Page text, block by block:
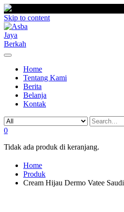
Skip to content
Home
Tentang Kami
Berita
Belanja
Kontak
0
Tidak ada produk di keranjang.
Home
Produk
Cream Hijau Dermo Vatee